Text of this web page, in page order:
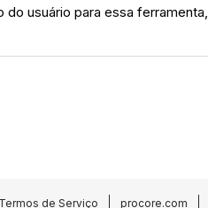
do usuário para essa ferramenta,
Termos de Serviço procore.com